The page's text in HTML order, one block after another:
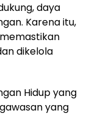
daya
Karena itu,
dikelola
Hidup yang
yang